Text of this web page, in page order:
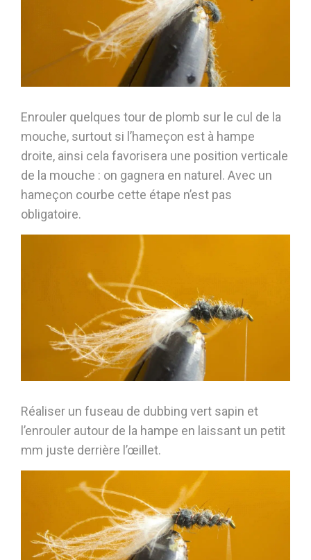
Enrouler quelques tour de plomb sur le cul de la
mouche, surtout si l’hameçon est à hampe
droite, ainsi cela favorisera une position verticale
de la mouche : on gagnera en naturel. Avec un
hameçon courbe cette étape n’est pas
obligatoire.
Réaliser un fuseau de dubbing vert sapin et
l’enrouler autour de la hampe en laissant un petit
mm juste derrière l’œillet.